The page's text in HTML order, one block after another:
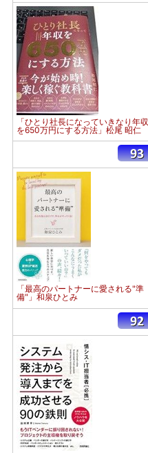
「ひとり社長になっていきなり年収
を650万円にする方法」松尾 昭仁
「最高のパートナーに愛される"準
備"」和泉ひとみ